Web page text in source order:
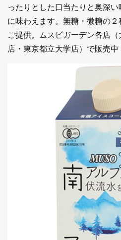
ったりとした口当たりと奥深
に味わえます。無糖・微糖の
ご提供。ムスビガーデン各店
店・東京都立大学店）で販売中